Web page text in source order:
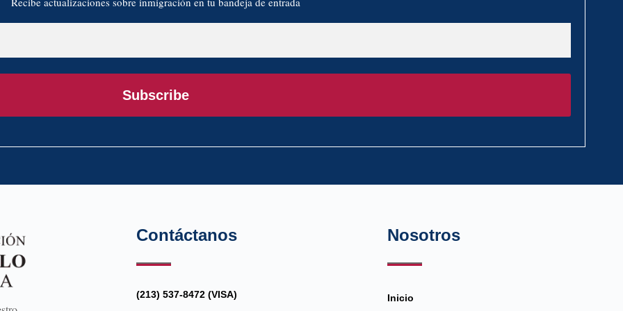
Subscribe
Contáctanos
(213) 537-8472 (VISA)
Nosotros
Inicio